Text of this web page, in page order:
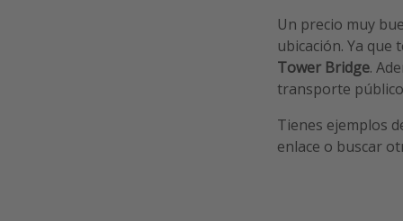
Un precio muy
ubicación. Ya que
Tower Bridge.
transporte
Tienes ejemplos
enlace o buscar